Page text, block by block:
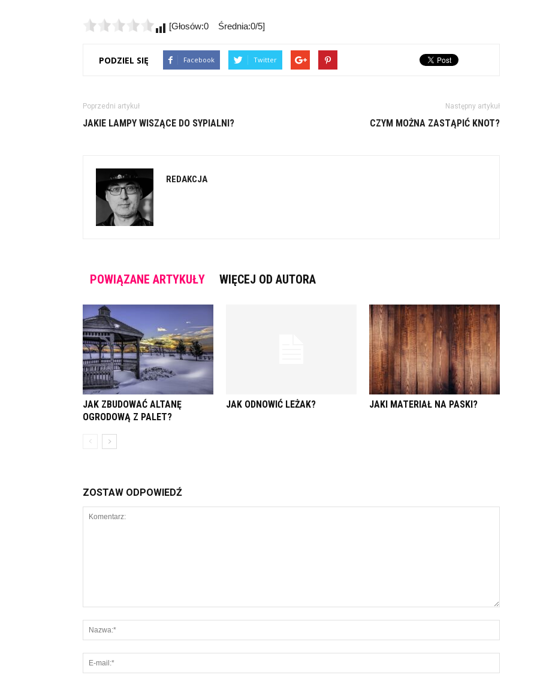
[Głosów:0 Średnia:0/5]
PODZIEL SIĘ Facebook Twitter
Poprzedni artykuł
JAKIE LAMPY WISZĄCE DO SYPIALNI?
Następny artykuł
CZYM MOŻNA ZASTĄPIĆ KNOT?
REDAKCJA
POWIĄZANE ARTYKUŁY WIĘCEJ OD AUTORA
JAK ZBUDOWAĆ ALTANĘ
OGRODOWĄ Z PALET?
JAK ODNOWIĆ LEŻAK? JAKI MATERIAŁ NA PASKI?
ZOSTAW ODPOWIEDŹ